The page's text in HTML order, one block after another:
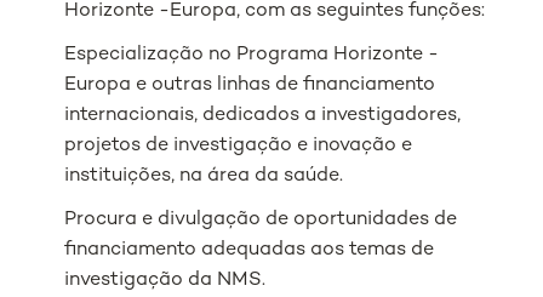
Horizonte -Europa, com as seguintes funções:
Especialização no Programa Horizonte -
Europa e outras linhas de financiamento
internacionais, dedicados a investigadores,
projetos de investigação e inovação e
instituições, na área da saúde.
Procura e divulgação de oportunidades de
financiamento adequadas aos temas de
investigação da NMS.